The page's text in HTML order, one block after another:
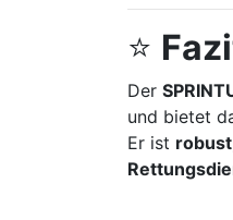
⭐
Der
und bietet
Er ist